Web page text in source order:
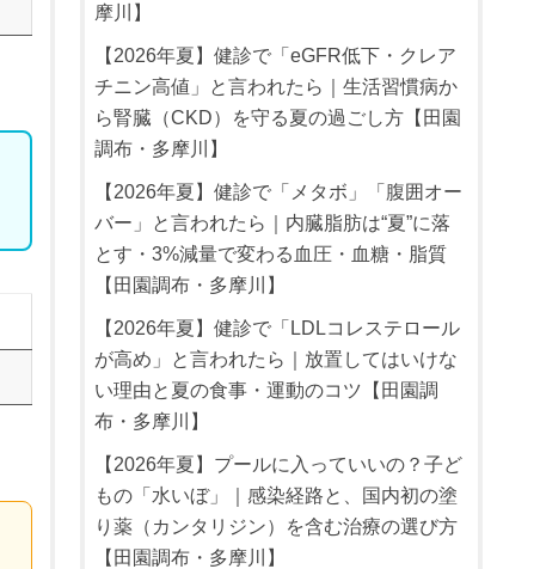
摩川】
【2026年夏】健診で「eGFR低下・クレア
チニン高値」と言われたら｜生活習慣病か
ら腎臓（CKD）を守る夏の過ごし方【田園
調布・多摩川】
【2026年夏】健診で「メタボ」「腹囲オー
バー」と言われたら｜内臓脂肪は“夏”に落
とす・3%減量で変わる血圧・血糖・脂質
【田園調布・多摩川】
【2026年夏】健診で「LDLコレステロール
が高め」と言われたら｜放置してはいけな
い理由と夏の食事・運動のコツ【田園調
布・多摩川】
【2026年夏】プールに入っていいの？子ど
もの「水いぼ」｜感染経路と、国内初の塗
り薬（カンタリジン）を含む治療の選び方
【田園調布・多摩川】